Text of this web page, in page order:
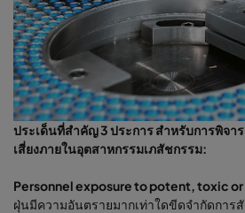
ประเด็นที่สำคัญ 3 ประการ สำหรับการพิจ
เสี่ยงภายในอุตสาหกรรมเภสัชกรรม:
Personnel exposure to potent, toxic
ฝุ่นมีความอันตรายมากเท่าใดขีดจำกัดการ